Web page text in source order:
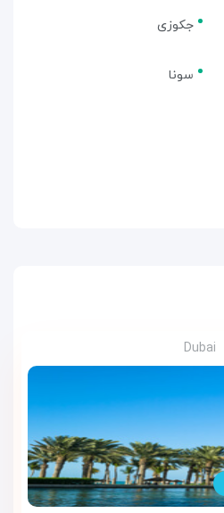
جکوزی
سونا
Dubai